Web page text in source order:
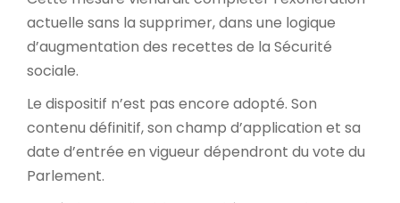
actuelle sans la supprimer, dans une logique
d’augmentation des recettes de la Sécurité
sociale.
Le dispositif n’est pas encore adopté. Son
contenu définitif, son champ d’application et sa
date d’entrée en vigueur dépendront du vote du
Parlement.